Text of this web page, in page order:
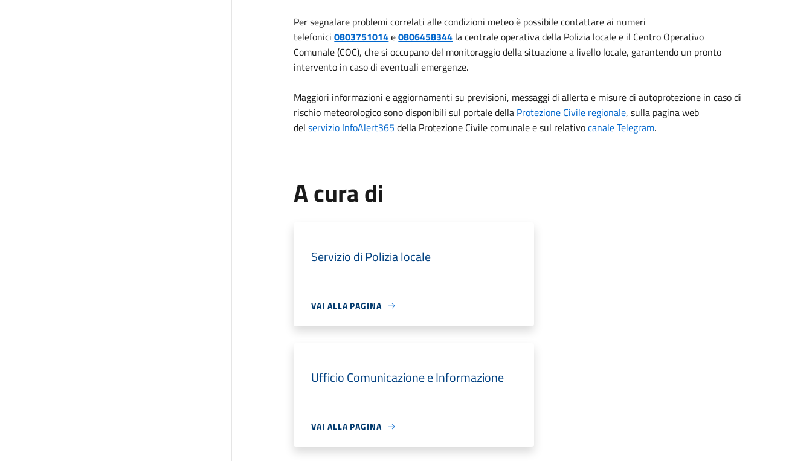
Per segnalare problemi correlati alle condizioni meteo è possibile contattare ai numeri
telefonici0803751014e0806458344 la centrale operativa della Polizia locale e il Centro Operativo
Comunale (COC), che si occupano del monitoraggio della situazione a livello locale, garantendo un pronto
intervento in caso di eventuali emergenze.
Maggiori informazioni e aggiornamenti su previsioni, messaggi di allerta e misure di autoprotezione in caso di
rischio meteorologico sono disponibili sul portale della Protezione Civile regionale, sulla pagina web
delservizio InfoAlert365 della Protezione Civile comunale e sul relativocanale Telegram.
A cura di
Servizio di Polizia locale
VAI ALLA PAGINA
Ufficio Comunicazione e Informazione
VAI ALLA PAGINA